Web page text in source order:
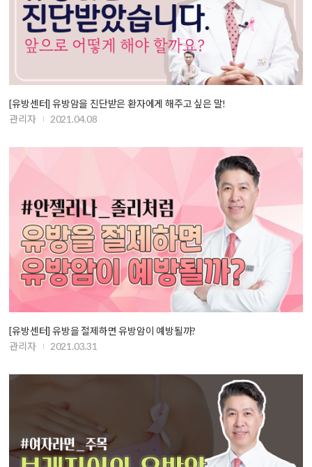
[유방센터] 유방암을 진단받은 환자에게 해주고 싶은 말!
관리자
2021.04.08
[유방센터] 유방을 절제하면 유방암이 예방될까?
관리자
2021.03.31